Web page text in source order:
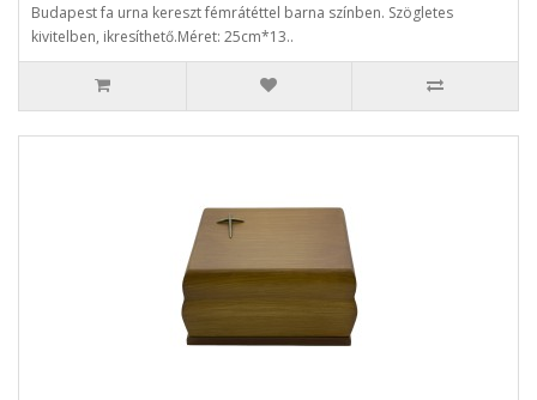
Budapest fa urna kereszt fémrátéttel barna színben. Szögletes
kivitelben, ikresíthető.Méret: 25cm*13..